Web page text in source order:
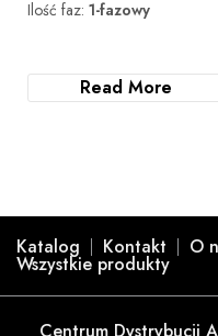
Ilość faz: 1-fazowy
Read More
Katalog Kontakt O
Wszystkie produkty
Centrum Dystrybucji